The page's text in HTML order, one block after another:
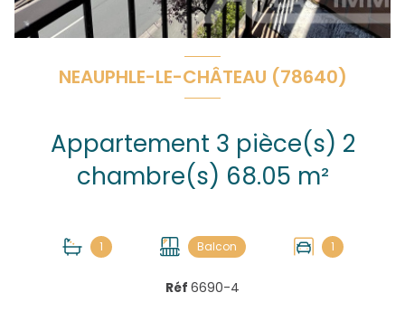
NEAUPHLE-LE-CHÂTEAU (78640)
Appartement 3 pièce(s) 2
chambre(s) 68.05 m²
1 Balcon 1
Réf 6690-4